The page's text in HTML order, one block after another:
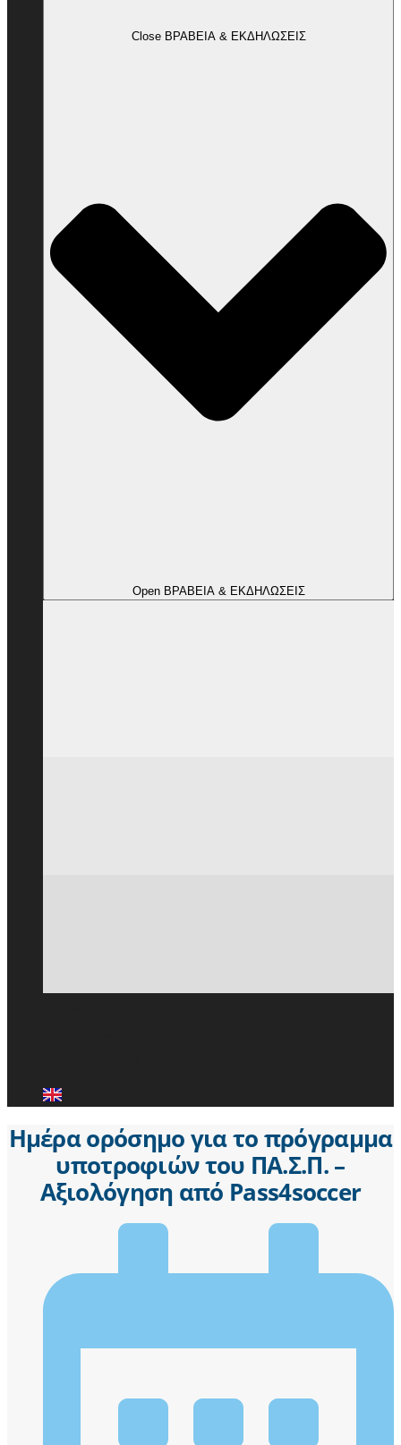
Close ΒΡΑΒΕΙΑ & ΕΚΔΗΛΩΣΕΙΣ
Open ΒΡΑΒΕΙΑ & ΕΚΔΗΛΩΣΕΙΣ
Ημέρα ορόσημο για το πρόγραμμα
υποτροφιών του ΠΑ.Σ.Π. –
Αξιολόγηση από Pass4soccer